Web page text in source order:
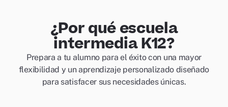
¿Por qué escuela
intermedia K12?
Prepara a tu alumno para el éxito con una mayor
flexibilidad y un aprendizaje personalizado diseñado
para satisfacer sus necesidades únicas.